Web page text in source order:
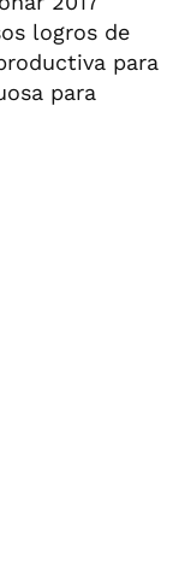
logros de
para
para